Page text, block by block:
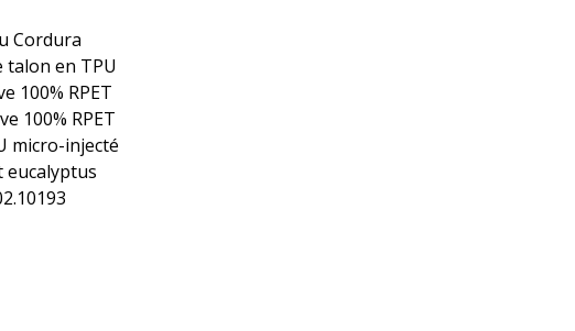
Cordura
en TPU
100% RPET
100% RPET
micro-injecté
eucalyptus